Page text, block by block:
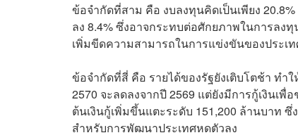
ข้อจำกัดที่สาม คือ งบลงทุนคิดเป็นเพียง
ลง 8.4% ซึ่งอาจกระทบต่อศักยภาพในการลง
เพิ่มขีดความสามารถในการแข่งขันของประเ
ข้อจำกัดที่สี่ คือ รายได้ของรัฐยังเติบโตช้า ท
2570 จะลดลงจากปี 2569 แต่ยังมีการกู้เงินเ
ต้นเงินกู้เพิ่มขึ้นแตะระดับ 151,200 ล้านบาท
สำหรับการพัฒนาประเทศหดตัวลง